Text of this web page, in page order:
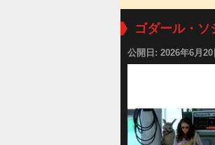
ゴダール・ソ
公開日: 2026年6月